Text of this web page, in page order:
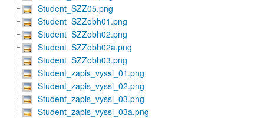
Student_SZZ05.png
Student_SZZobh01.png
Student_SZZobh02.png
Student_SZZobh02a.png
Student_SZZobh03.png
Student_zapis_vyssi_01.png
Student_zapis_vyssi_02.png
Student_zapis_vyssi_03.png
Student_zapis_vyssi_03a.png